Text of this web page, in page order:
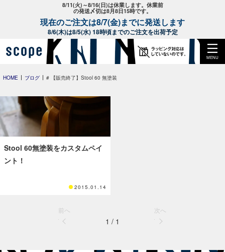
8/11(火)～8/16(日)は休業します。休業前
の発送〆切は8月8日15時です。
現在のご注文は8/7(金)までに発送します
8/6(木)は8/5(水) 18時頃までのご注文を出荷予定
MENU
HOME ブログ # 【販売終了】Stool 60 無塗装
Stool 60無塗装をカスタムペイ
ント！
2015.01.14
前へ
1 / 1
次へ